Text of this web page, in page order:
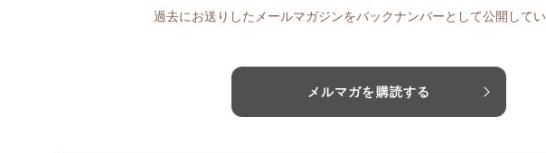
過去にお送りしたメールマガジンをバックナンバーとして公開してい
メルマガを購読する